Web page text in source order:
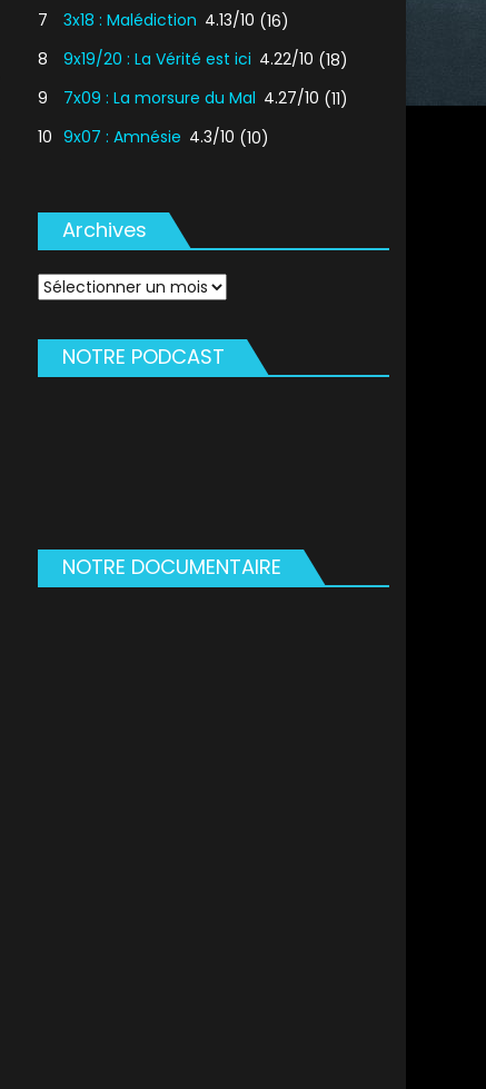
7
3x18 : Malédiction 4.13/10 (16)
8
9x19/20 : La Vérité est ici 4.22/10 (18)
9
7x09 : La morsure du Mal 4.27/10 (11)
10 9x07 : Amnésie 4.3/10 (10)
Archives
Archives
NOTRE PODCAST
NOTRE DOCUMENTAIRE